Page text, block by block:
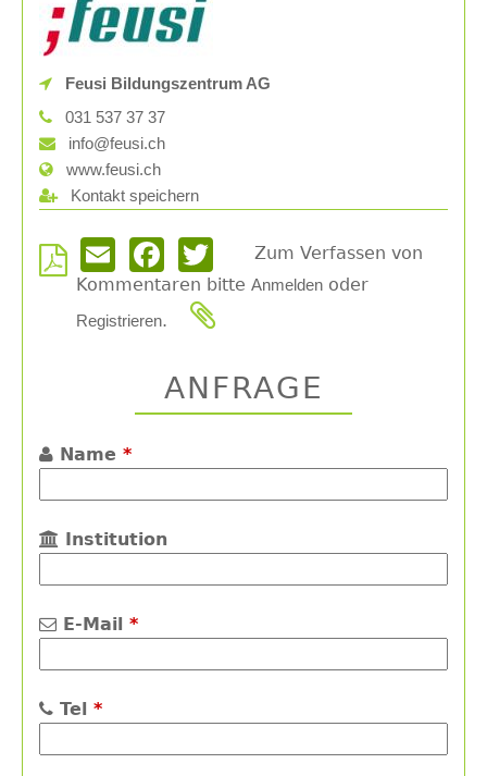
Feusi Bildungszentrum AG
031 537 37 37
info@feusi.ch
www.feusi.ch
Kontakt speichern
Email FacebookTwitterZum Verfassen von
Kommentaren bitte Anmelden oder
Registrieren.
ANFRAGE
Name *
Institution
E-Mail *
Tel *